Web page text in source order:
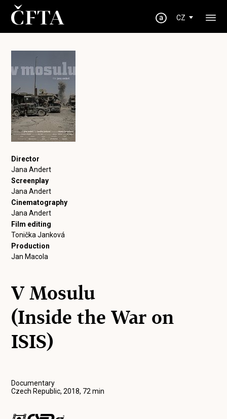
CZ
Director
Jana Andert
Screenplay
Jana Andert
Cinematography
Jana Andert
Film editing
Tonička Janková
Production
Jan Macola
V Mosulu
(Inside the War on
ISIS)
Documentary
Czech Republic, 2018, 72 min